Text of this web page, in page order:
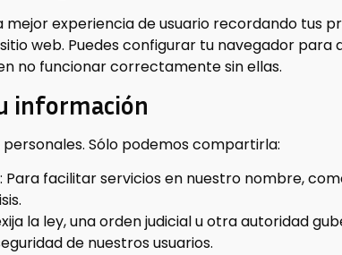
mejor experiencia de usuario recordando tus
web. Puedes configurar tu navegador para
no funcionar correctamente sin ellas.
información
Sólo podemos compartirla:
: Para facilitar servicios en nuestro nombre,
la ley, una orden judicial u otra autoridad
de nuestros usuarios.